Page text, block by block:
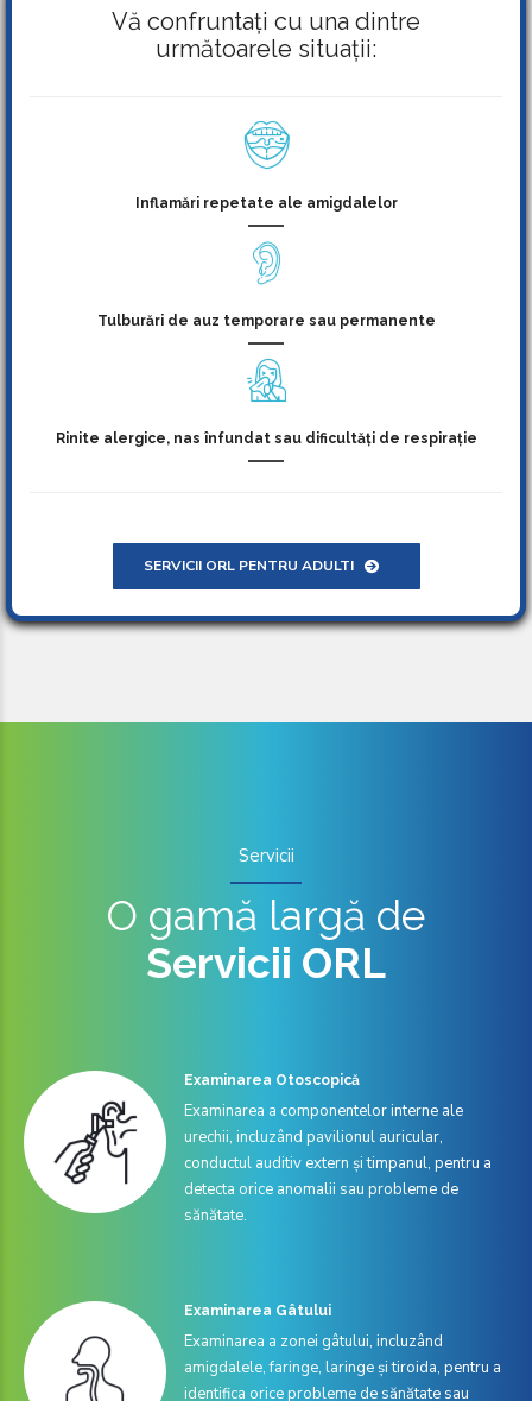
Vă confruntați cu una dintre
următoarele situații:
Inflamări repetate ale amigdalelor
Tulburări de auz temporare sau permanente
Rinite alergice, nas înfundat sau dificultăți de respirație
SERVICII ORL PENTRU ADULTI
Servicii
O gamă largă de
Servicii ORL
Examinarea Otoscopică
Examinarea a componentelor interne ale
urechii, incluzând pavilionul auricular,
conductul auditiv extern și timpanul, pentru a
detecta orice anomalii sau probleme de
sănătate.
Examinarea Gâtului
Examinarea a zonei gâtului, incluzând
amigdalele, faringe, laringe și tiroida, pentru a
identifica orice probleme de sănătate sau